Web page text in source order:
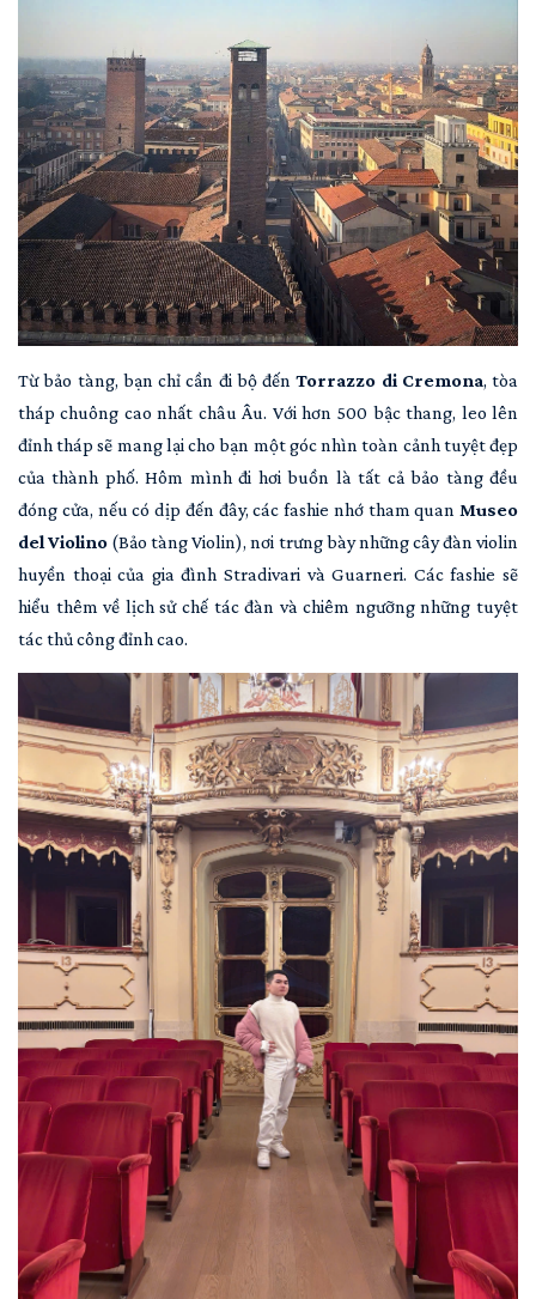
Từ bảo tàng, bạn chỉ cần đi bộ đếnTorrazzo di Cremona, tòa
tháp chuông cao nhất châu Âu. Với hơn 500 bậc thang, leo lên
đỉnh tháp sẽ mang lại cho bạn một góc nhìn toàn cảnh tuyệt đẹp
của thành phố. Hôm mình đi hơi buồn là tất cả bảo tàng đều
đóng cửa, nếu có dịp đến đây, các fashie nhớ tham quan Museo
del Violino (Bảo tàng Violin), nơi trưng bày những cây đàn violin
huyền thoại của gia đình Stradivari và Guarneri. Các fashie sẽ
hiểu thêm về lịch sử chế tác đàn và chiêm ngưỡng những tuyệt
tác thủ công đỉnh cao.